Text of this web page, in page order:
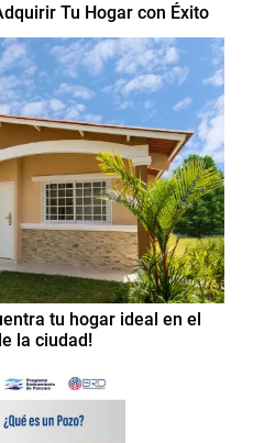
Tu Hogar con Éxito
tu hogar ideal en el
la ciudad!